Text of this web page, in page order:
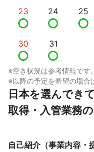
23 24 25
30 31
※空き状況は参考情報です
※以降の予定を希望の場合
日本を選んでき
取得・入管業務
自己紹介（事業内容・